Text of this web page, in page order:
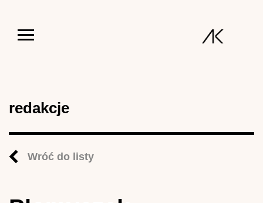
redakcje
Wróć do listy